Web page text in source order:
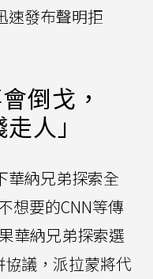
速發布聲明拒
倒戈，
人」
華納兄弟探索全
想要的CNN等傳
華納兄弟探索選
議，派拉蒙將代